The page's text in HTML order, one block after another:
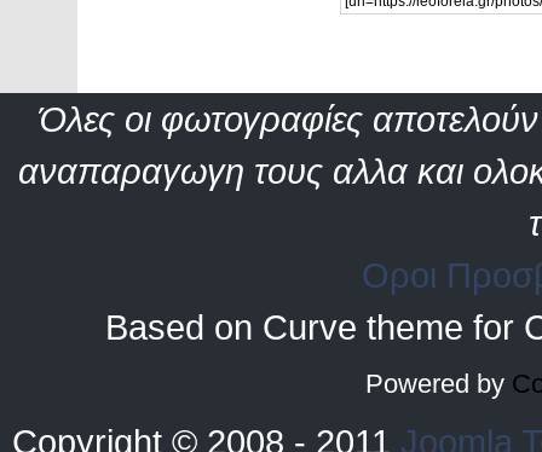
Όλες οι φωτογραφίες αποτελούν
αναπαραγωγη τους αλλα και
Οροι
Based on Curve theme for
Powered by
Copyright © 2008 - 2011 Joomla